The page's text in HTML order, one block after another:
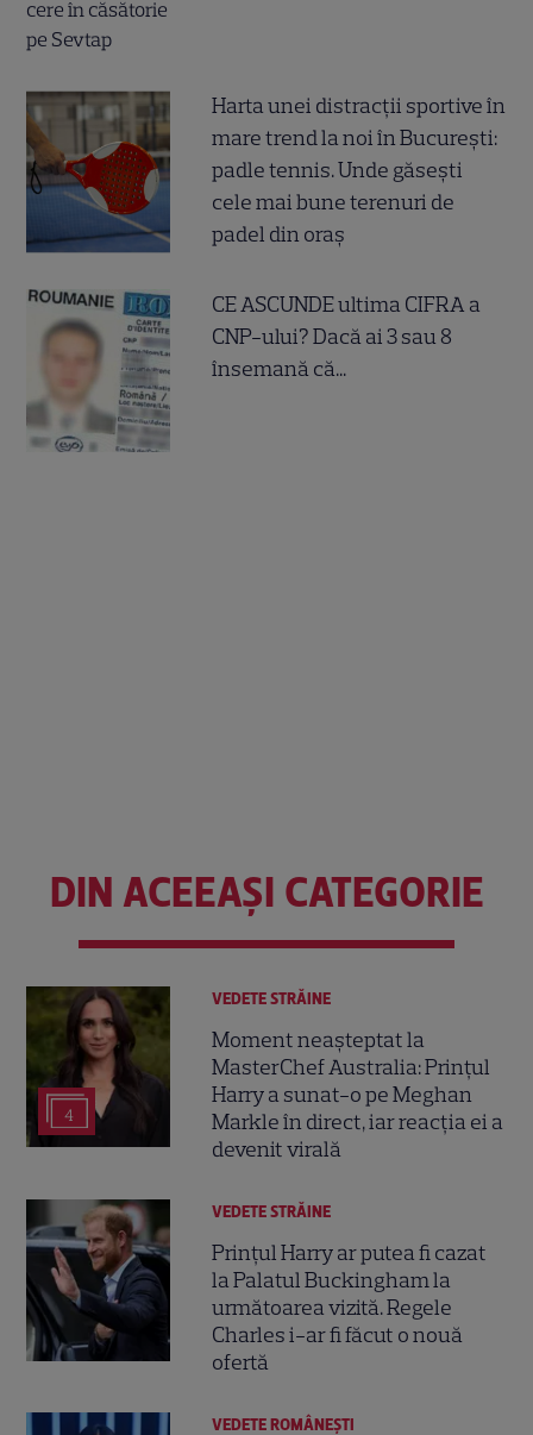
Harta unei distracții sportive în
mare trend la noi în București:
padle tennis. Unde găsești
cele mai bune terenuri de
padel din oraș
CE ASCUNDE ultima CIFRA a
CNP-ului? Dacă ai 3 sau 8
însemană că...
DIN ACEEAȘI CATEGORIE
4
VEDETE STRĂINE
Moment neașteptat la
MasterChef Australia: Prințul
Harry a sunat-o pe Meghan
Markle în direct, iar reacția ei a
devenit virală
VEDETE STRĂINE
Prințul Harry ar putea fi cazat
la Palatul Buckingham la
următoarea vizită. Regele
Charles i-ar fi făcut o nouă
ofertă
VEDETE ROMÂNEŞTI